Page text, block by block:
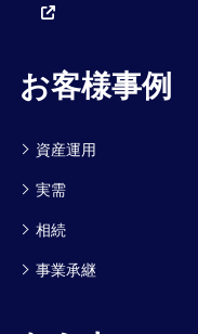
お客様事例
資産運用
実需
相続
事業承継